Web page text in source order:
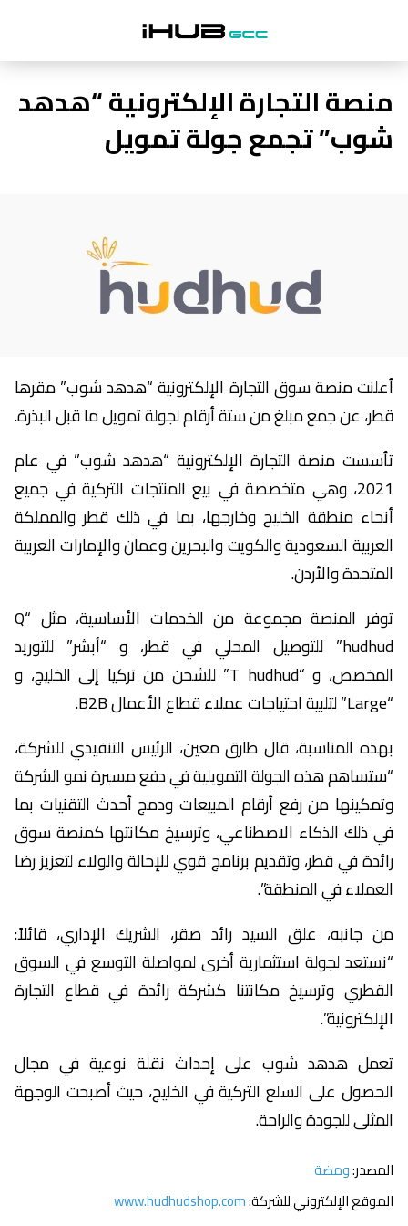
منصة التجارة الإلكترونية “هدهد
شوب” تجمع جولة تمويل
أعلنت منصة سوق التجارة الإلكترونية “هدهد شوب” مقرها
قطر، عن جمع مبلغ من ستة أرقام لجولة تمويل ما قبل البذرة.
تأسست منصة التجارة الإلكترونية “هدهد شوب” في عام
2021، وهي متخصصة في بيع المنتجات التركية في جميع
أنحاء منطقة الخليج وخارجها، بما في ذلك قطر والمملكة
العربية السعودية والكويت والبحرين وعمان والإمارات العربية
المتحدة والأردن.
توفر المنصة مجموعة من الخدمات الأساسية، مثل “Q
hudhud” للتوصيل المحلي في قطر، و “أبشر” للتوريد
المخصص، و “T hudhud” للشحن من تركيا إلى الخليج، و
“Large” لتلبية احتياجات عملاء قطاع الأعمال B2B.
بهذه المناسبة، قال طارق معين، الرئيس التنفيذي للشركة،
“ستساهم هذه الجولة التمويلية في دفع مسيرة نمو الشركة
وتمكينها من رفع أرقام المبيعات ودمج أحدث التقنيات بما
في ذلك الذكاء الاصطناعي، وترسيخ مكانتها كمنصة سوق
رائدة في قطر، وتقديم برنامج قوي للإحالة والولاء لتعزيز رضا
العملاء في المنطقة”.
من جانبه، علق السيد رائد صقر، الشريك الإداري، قائلاً:
“نستعد لجولة استثمارية أخرى لمواصلة التوسع في السوق
القطري وترسيخ مكانتنا كشركة رائدة في قطاع التجارة
الإلكترونية”.
تعمل هدهد شوب على إحداث نقلة نوعية في مجال
الحصول على السلع التركية في الخليج، حيث أصبحت الوجهة
المثلى للجودة والراحة.
المصدر:ومضة
الموقع الإلكتروني للشركة:www.hudhudshop.com